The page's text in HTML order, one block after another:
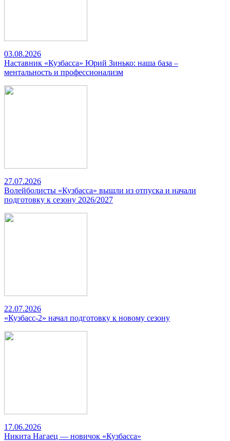
03.08.2026
Наставник «Кузбасса» Юрий Зинько: наша база –
ментальность и профессионализм
27.07.2026
Волейболисты «Кузбасса» вышли из отпуска и начали
подготовку к сезону 2026/2027
22.07.2026
«Кузбасс-2» начал подготовку к новому сезону
17.06.2026
Никита Нагаец — новичок «Кузбасса»